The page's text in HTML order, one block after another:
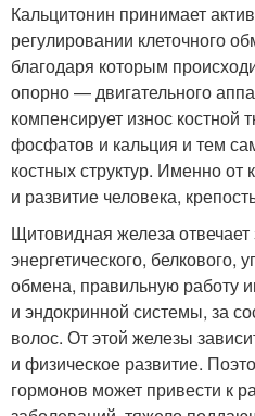
Кальцитонин принимает
регулировании клеточного
благодаря которым
опорно — двигательного
компенсирует износ костной
фосфатов и кальция и тем
костных структур. Именно от
и развитие человека,
Щитовидная железа
энергетического, белкового,
обмена, правильную работу
и эндокринной системы, за
волос. От этой железы
и физическое развитие.
гормонов может привести к